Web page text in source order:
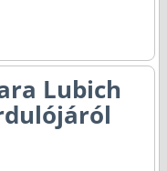
Lubich